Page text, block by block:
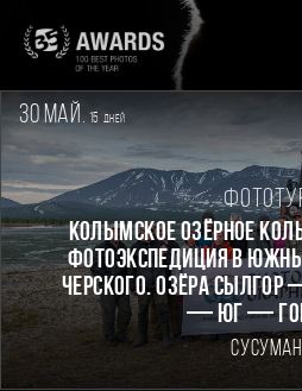
30 май. 15 дней
КОЛЫМСКОЕ ОЗЁРНОЕ
фотоэкспедиция в
Черского. Озёра
— Юг —
Сусуман